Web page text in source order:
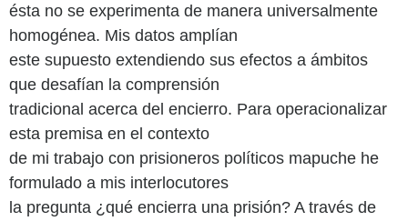
ésta no se experimenta de manera universalmente
homogénea. Mis datos amplían
este supuesto extendiendo sus efectos a ámbitos
que desafían la comprensión
tradicional acerca del encierro. Para operacionalizar
esta premisa en el contexto
de mi trabajo con prisioneros políticos mapuche he
formulado a mis interlocutores
la pregunta ¿qué encierra una prisión? A través de